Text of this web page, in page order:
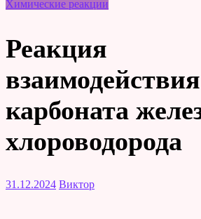
Химические реакции
Реакция
взаимодействия
карбоната
хлороводорода
31.12.2024 Виктор